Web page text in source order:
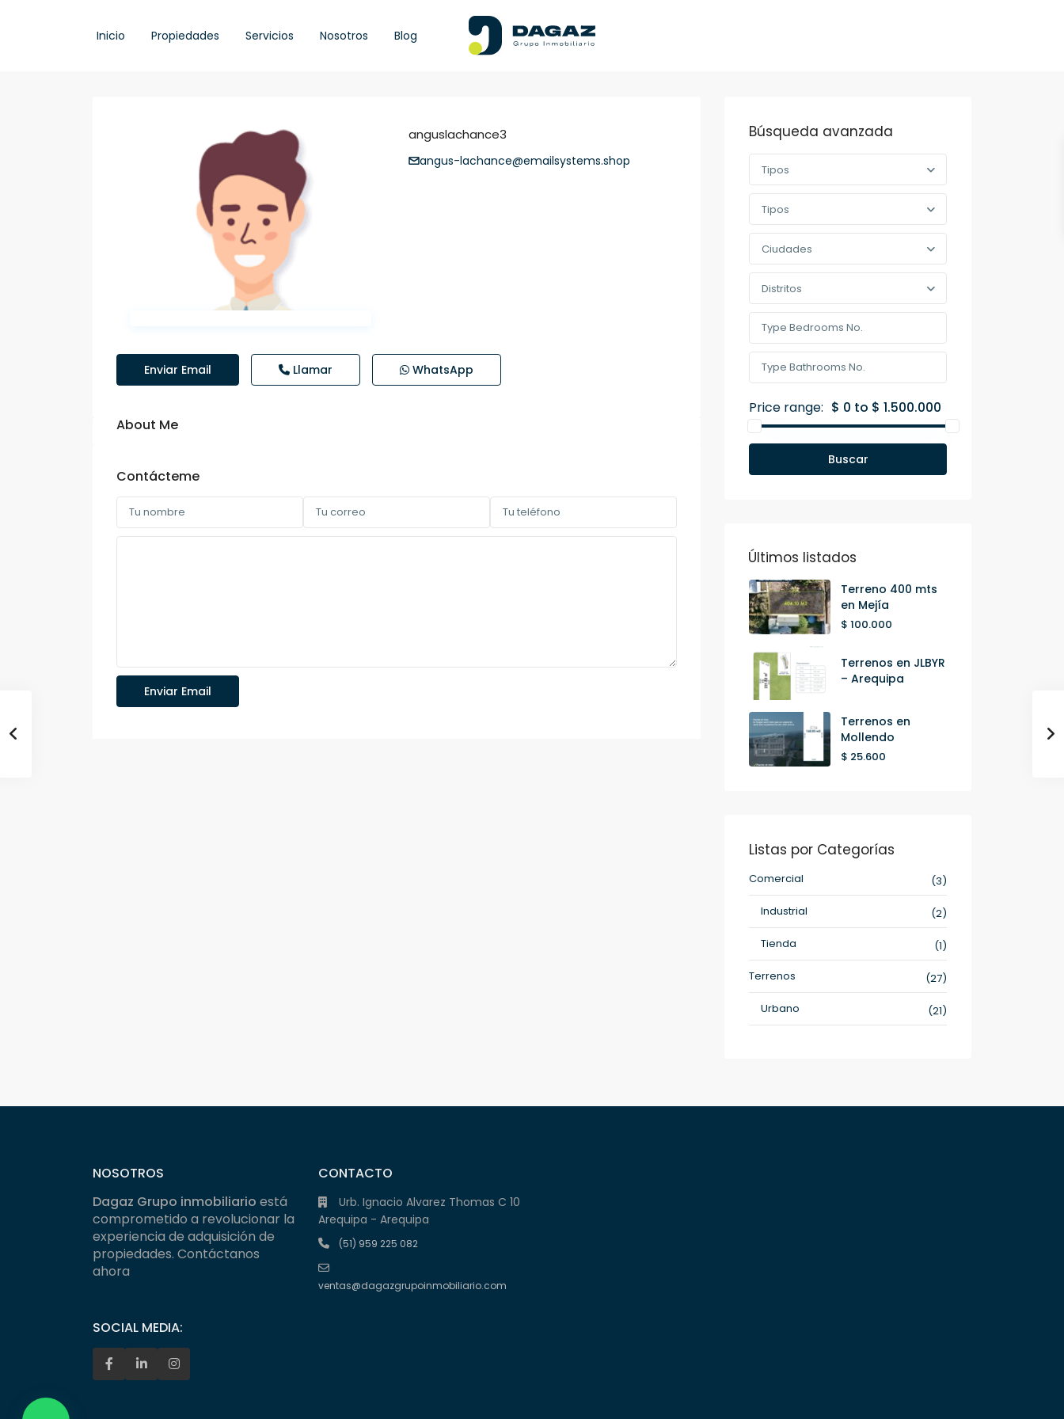
Inicio Propiedades Servicios Nosotros Blog
anguslachance3
angus-lachance@emailsystems.shop
Enviar Email Llamar WhatsApp
About Me
Contácteme
Búsqueda avanzada
Tipos
Tipos
Ciudades
Distritos
Price range: $ 0 to $ 1.500.000
Buscar
Últimos listados
Terreno 400 mts
en Mejía
$ 100.000
Terrenos en JLBYR
– Arequipa
Terrenos en
Mollendo
$ 25.600
Listas por Categorías
Comercial
(3)
Industrial
(2)
Tienda
(1)
Terrenos
(27)
Urbano
(21)
NOSOTROS
Dagaz Grupo inmobiliario está
comprometido a revolucionar la
experiencia de adquisición de
propiedades. Contáctanos
ahora
SOCIAL MEDIA:
CONTACTO
Urb. Ignacio Alvarez Thomas C 10
Arequipa - Arequipa
(51) 959 225 082
ventas@dagazgrupoinmobiliario.com